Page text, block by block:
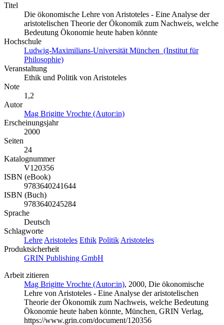
Titel
Die ökonomische Lehre von Aristoteles - Eine Analyse der
aristotelischen Theorie der Ökonomik zum Nachweis, welche
Bedeutung Ökonomie heute haben könnte
Hochschule
Ludwig-Maximilians-Universität München (Institut für
Philosophie)
Veranstaltung
Ethik und Politik von Aristoteles
Note
1,2
Autor
Mag Brigitte Vrochte (Autor:in)
Erscheinungsjahr
2000
Seiten
24
Katalognummer
V120356
ISBN (eBook)
9783640241644
ISBN (Buch)
9783640245284
Sprache
Deutsch
Schlagworte
Lehre Aristoteles Ethik Politik Aristoteles
Produktsicherheit
GRIN Publishing GmbH
Arbeit zitieren
Mag Brigitte Vrochte (Autor:in), 2000, Die ökonomische
Lehre von Aristoteles - Eine Analyse der aristotelischen
Theorie der Ökonomik zum Nachweis, welche Bedeutung
Ökonomie heute haben könnte, München, GRIN Verlag,
https://www.grin.com/document/120356